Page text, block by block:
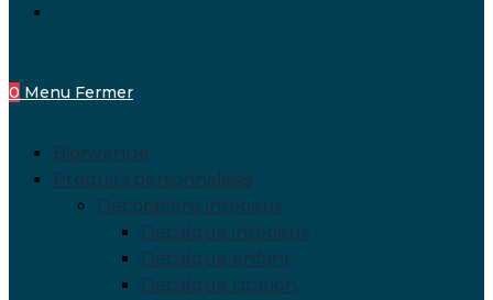
0 Menu Fermer
Bienvenue
Produits personnalisés
Décorations intérieur
Décalque intérieur
Décalque enfant
Décalque citation